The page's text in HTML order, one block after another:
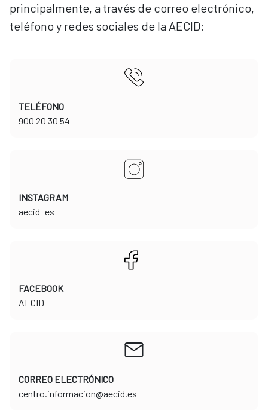
principalmente, a través de correo electrónico,
teléfono y redes sociales de la AECID:
TELÉFONO
​​​​​​​900 20 30 54
INSTAGRAM
​​​​​​​aecid_es
FACEBOOK
​​​​​​​AECID
CORREO ELECTRÓNICO
​​​​​​​centro.informacion@aecid.es